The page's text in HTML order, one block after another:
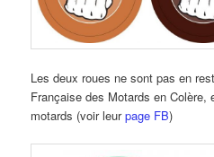
Les deux roues ne sont pas en
Française des Motards en Colère,
motards (voir leurpage FB)